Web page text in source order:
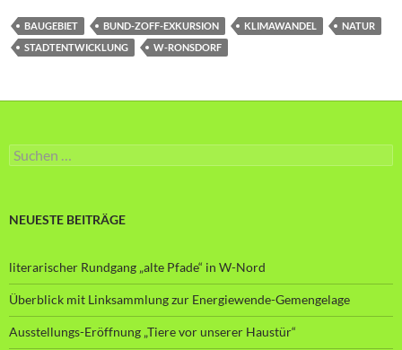
BAUGEBIET BUND-ZOFF-EXKURSION KLIMAWANDEL
NATUR
STADTENTWICKLUNG
W-RONSDORF
Suche
nach:
NEUESTE BEITRÄGE
literarischer Rundgang „alte Pfade“ in W-Nord
Überblick mit Linksammlung zur Energiewende-Gemengelage
Ausstellungs-Eröffnung „Tiere vor unserer Haustür“